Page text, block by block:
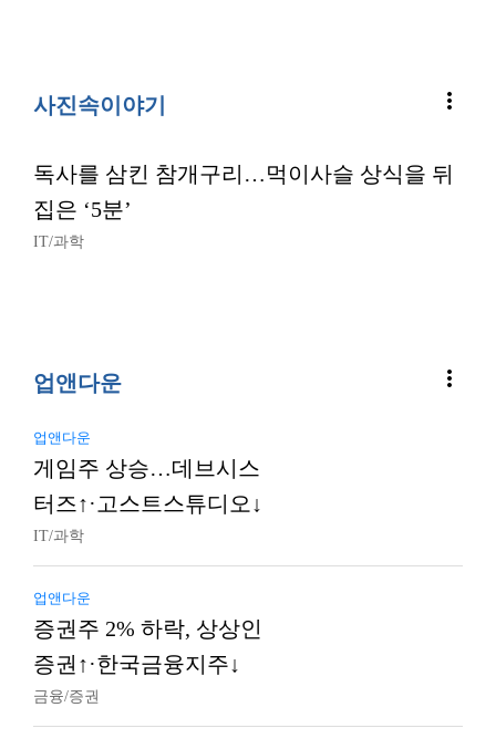
사진속이야기 more_vert
독사를 삼킨 참개구리…먹이사슬 상식을 뒤
집은 ‘5분’
IT/과학
업앤다운 more_vert
업앤다운
게임주 상승…데브시스
터즈↑·고스트스튜디오↓
IT/과학
업앤다운
증권주 2% 하락, 상상인
증권↑·한국금융지주↓
금융/증권